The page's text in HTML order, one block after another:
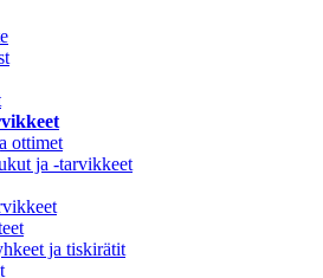
ottimet
ja -tarvikkeet
ja tiskirätit